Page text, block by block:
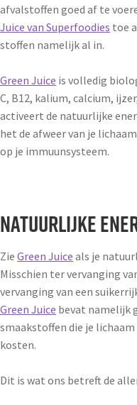
afvalstoffen goed af te
Juice van Superfoodies toe
stoffen namelijk al in.
Green Juice is volledig
C, B12, kalium, calcium,
activeert de natuurlijke
het de afweer van je
op je immuunsysteem.
Natuurlijke
Zie Green Juice als je
Misschien ter vervanging
vervanging van een
Green Juice bevat namelijk
smaakstoffen die je
kosten.
Dit is wat ons betreft de